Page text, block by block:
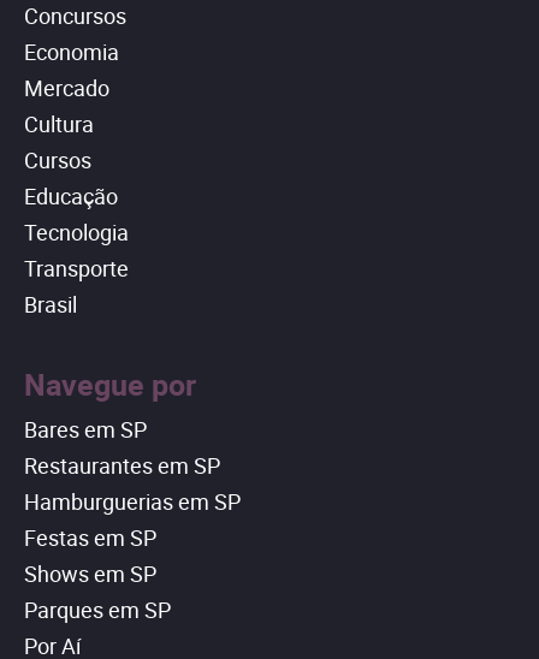
Concursos
Economia
Mercado
Cultura
Cursos
Educação
Tecnologia
Transporte
Brasil
Navegue por
Bares em SP
Restaurantes em SP
Hamburguerias em SP
Festas em SP
Shows em SP
Parques em SP
Por Aí